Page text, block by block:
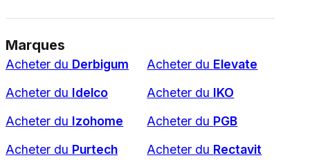
Marques
Acheter du Derbigum Acheter du Elevate
Acheter du Idelco Acheter du IKO
Acheter du Izohome Acheter du PGB
Acheter du Purtech Acheter du Rectavit